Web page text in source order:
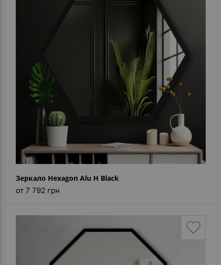
Зеркало Hexagon Alu H Black
от 7 792 грн